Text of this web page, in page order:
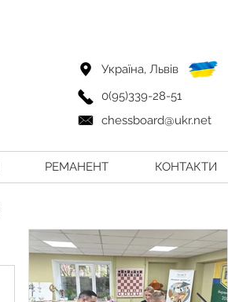
Україна, Львів
0(95)339-28-51
chessboard@ukr.net
РЕМАНЕНТ КОНТАКТИ